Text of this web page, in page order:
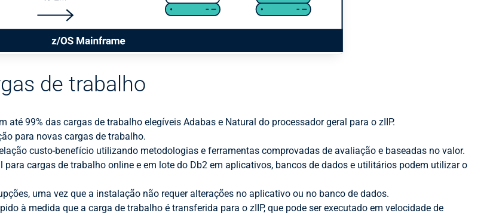
de trabalho
até 99% das cargas de trabalho elegíveis Adabas e Natural do processador geral para o zIIP.
para novas cargas de trabalho.
custo-benefício utilizando metodologias e ferramentas comprovadas de avaliação e baseadas no valor.
para cargas de trabalho online e em lote do Db2 em aplicativos, bancos de dados e utilitários podem utilizar o
uma vez que a instalação não requer alterações no aplicativo ou no banco de dados.
à medida que a carga de trabalho é transferida para o zIIP, que pode ser executado em velocidade de